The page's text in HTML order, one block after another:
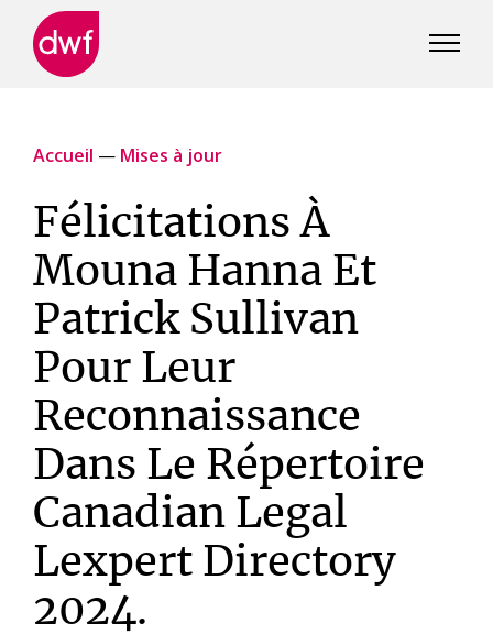
Accueil — Mises à jour
Félicitations À
Mouna Hanna Et
Patrick Sullivan
Pour Leur
Reconnaissance
Dans Le Répertoire
Canadian Legal
Lexpert Directory
2024.